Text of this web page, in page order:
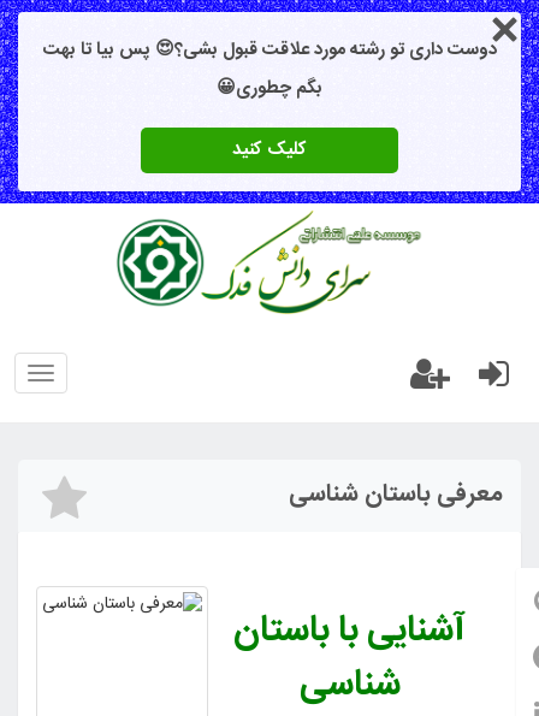
دوست داری تو رشته مورد علاقت قبول بشی؟😍 پس بیا تا بهت
بگم چطوری😀
کلیک کنید
Toggle
معرفی باستان شناسی
آشنایی با باستان
شناسی